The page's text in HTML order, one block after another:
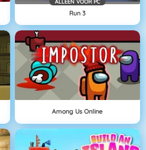
ALLEEN VOOR PC
Run 3
Among Us Online